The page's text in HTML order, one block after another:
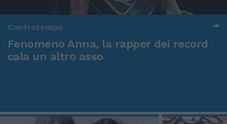
Controtempo
Fenomeno Anna, la rapper dei record
cala un altro asso